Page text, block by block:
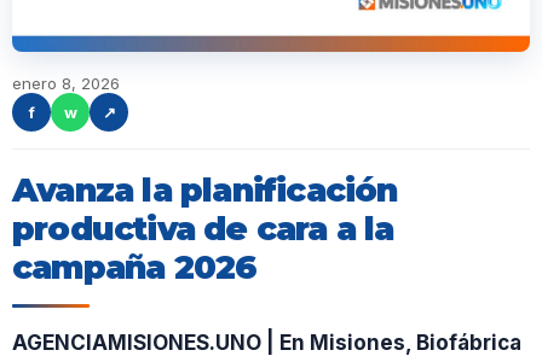
enero 8, 2026
f
w ↗
Avanza la planificación
productiva de cara a la
campaña 2026
AGENCIAMISIONES.UNO | En Misiones, Biofábrica